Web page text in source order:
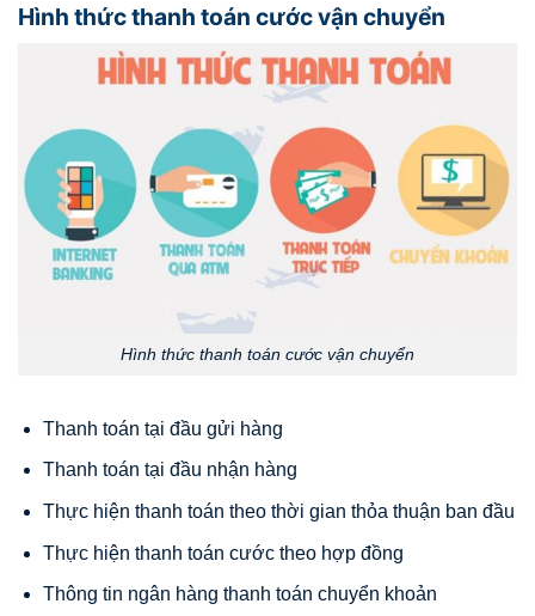
Hình thức thanh toán cước vận chuyển
Hình thức thanh toán cước vận chuyển
Thanh toán tại đầu gửi hàng
Thanh toán tại đầu nhận hàng
Thực hiện thanh toán theo thời gian thỏa thuận ban đầu
Thực hiện thanh toán cước theo hợp đồng
Thông tin ngân hàng thanh toán chuyển khoản